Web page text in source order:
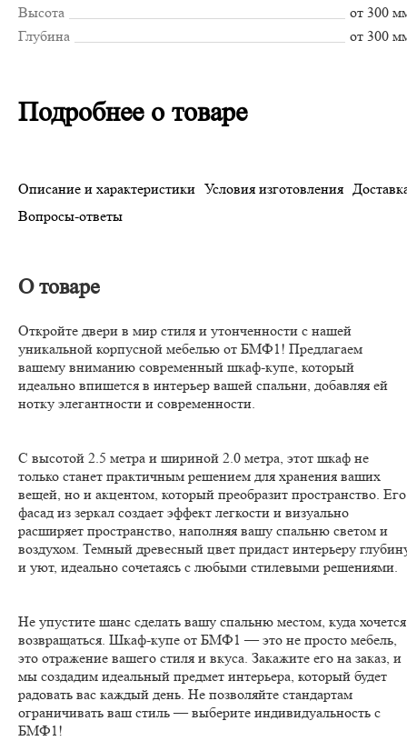
Высота
от 300
Глубина
от 300
Подробнее о товаре
Описание и характеристики Условия изготовления
Вопросы-ответы
О товаре
Откройте двери в мир стиля и утонченности с нашей
уникальной корпусной мебелью от БМФ1! Предлагаем
вашему вниманию современный шкаф-купе, который
идеально впишется в интерьер вашей спальни, добавляя ей
нотку элегантности и современности.
С высотой 2.5 метра и шириной 2.0 метра, этот шкаф не
только станет практичным решением для хранения ваших
вещей, но и акцентом, который преобразит пространство. Его
фасад из зеркал создает эффект легкости и визуально
расширяет пространство, наполняя вашу спальню светом и
воздухом. Темный древесный цвет придаст интерьеру
и уют, идеально сочетаясь с любыми стилевыми решениями.
Не упустите шанс сделать вашу спальню местом, куда хочется
возвращаться. Шкаф-купе от БМФ1 — это не просто мебель,
это отражение вашего стиля и вкуса. Закажите его на заказ, и
мы создадим идеальный предмет интерьера, который будет
радовать вас каждый день. Не позволяйте стандартам
ограничивать ваш стиль — выберите индивидуальность с
БМФ1!